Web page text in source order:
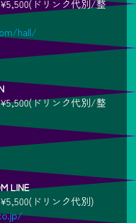
ドリンク代別/整
hall/
ドリンク代別/整
LINE
ドリンク代別)